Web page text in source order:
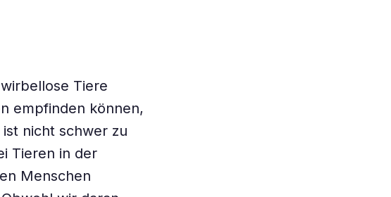
Tiere
empfinden können,
nicht schwer zu
Tieren in der
Menschen